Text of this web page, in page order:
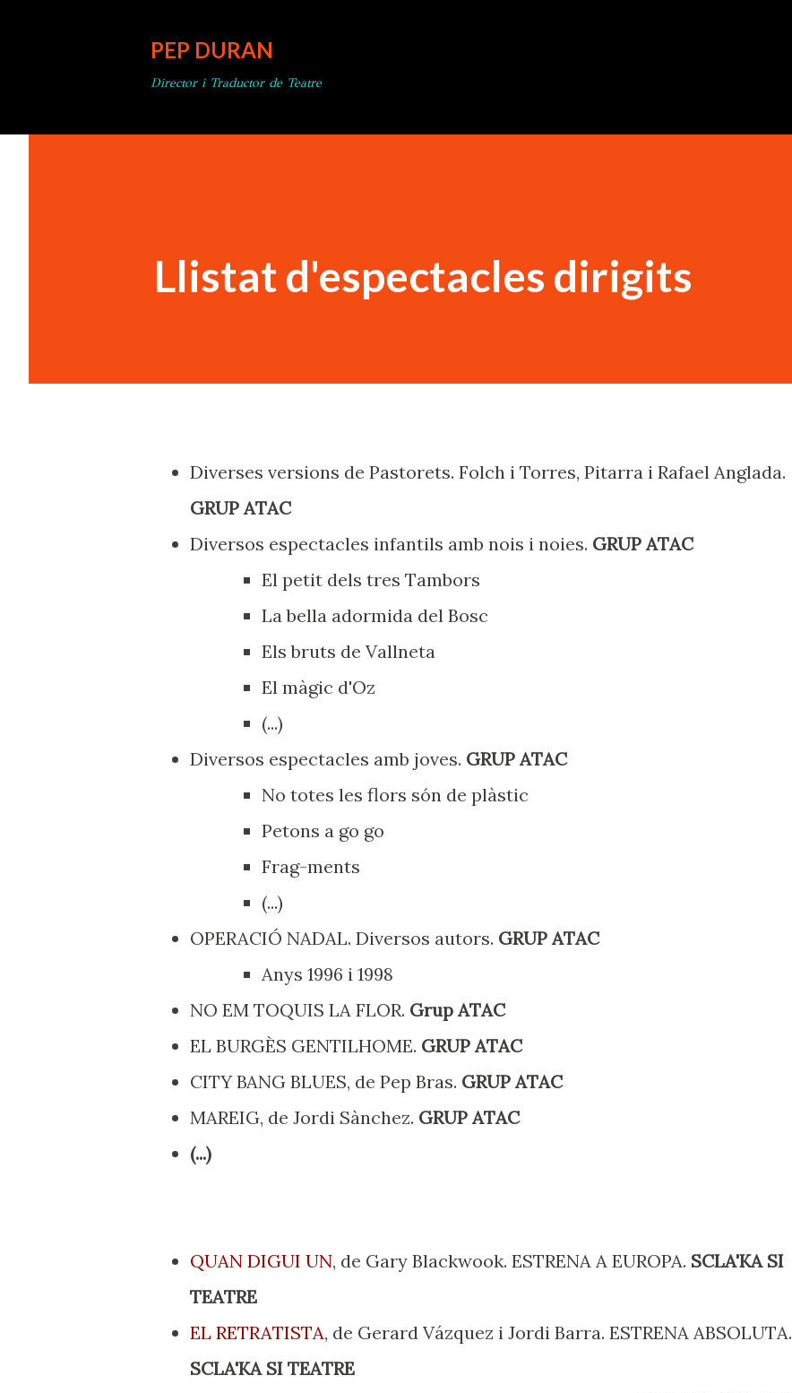
PEP DURAN
Director i Traductor de Teatre
Llistat d'espectacles dirigits
Diverses versions de Pastorets. Folch i Torres, Pitarra i Rafael Anglada.
GRUP ATAC
Diversos espectacles infantils amb nois i noies. GRUP ATAC
El petit dels tres Tambors
La bella adormida del Bosc
Els bruts de Vallneta
El màgic d'Oz
(...)
Diversos espectacles amb joves. GRUP ATAC
No totes les flors són de plàstic
Petons a go go
Frag-ments
(...)
OPERACIÓ NADAL. Diversos autors. GRUP ATAC
Anys 1996 i 1998
NO EM TOQUIS LA FLOR. Grup ATAC
EL BURGÈS GENTILHOME. GRUP ATAC
CITY BANG BLUES, de Pep Bras. GRUP ATAC
MAREIG, de Jordi Sànchez. GRUP ATAC
(...)
QUAN DIGUI UN, de Gary Blackwook. ESTRENA A EUROPA. SCLA'KA SI
TEATRE
EL RETRATISTA, de Gerard Vázquez i Jordi Barra. ESTRENA ABSOLUTA.
SCLA'KA SI TEATRE